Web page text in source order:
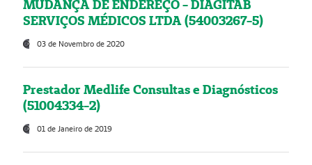
MUDANÇA DE ENDEREÇO - DIAGITAB
SERVIÇOS MÉDICOS LTDA (54003267-5)
03 de Novembro de 2020
Prestador Medlife Consultas e Diagnósticos
(51004334-2)
01 de Janeiro de 2019